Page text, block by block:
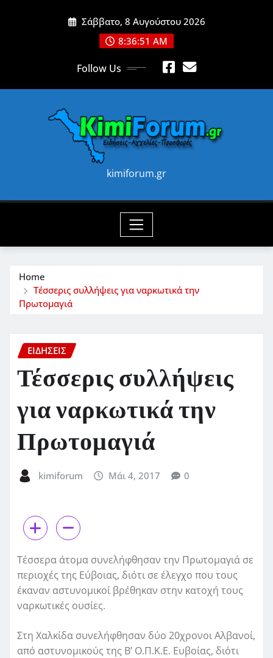
Σάββατο, 8 Αυγούστου 2026
8:36:53 AM
Follow Us
kimiforum.gr
Home
Τέσσερις συλλήψεις για ναρκωτικά την
Πρωτομαγιά
ΕΙΔΗΣΕΙΣ
Τέσσερις συλλήψεις
για ναρκωτικά την
Πρωτομαγιά
kimiforum Μάι 4, 2017 0
Τέσσερα άτομα συνελήφθησαν την Πρωτομαγιά σε
περιοχές της Εύβοιας, διότι σε έλεγχο που τους
έκαναν αστυνομικοί βρέθηκαν στην κατοχή τους
ναρκωτικές ουσίες.
Στη Χαλκίδα συνελήφθησαν δύο 20χρονοι Αλβανοί,
από αστυνομικούς της Β’ Ο.Π.Κ.Ε. Ευβοίας, διότι